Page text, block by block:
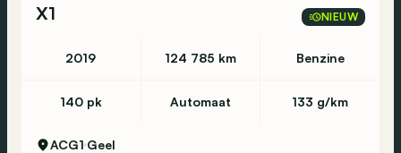
X1
NIEUW
2019 124 785 km Benzine
140 pk Automaat 133 g/km
ACG1 Geel